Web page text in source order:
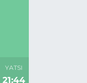
YATSI
21:44